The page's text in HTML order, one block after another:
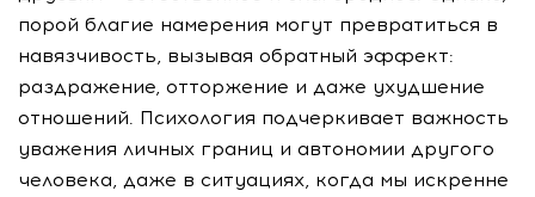
порой благие намерения могут превратиться в
навязчивость, вызывая обратный эффект:
раздражение, отторжение и даже ухудшение
отношений. Психология подчеркивает важность
уважения личных границ и автономии другого
человека, даже в ситуациях, когда мы искренне